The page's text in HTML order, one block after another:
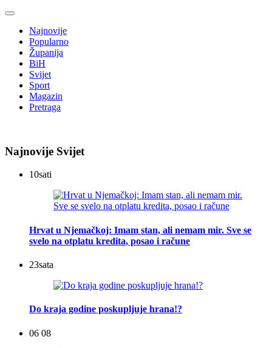
Najnovije
Popularno
Županija
BiH
Svijet
Sport
Magazin
Pretraga
Najnovije Svijet
10sati
Hrvat u Njemačkoj: Imam stan, ali nemam mir. Sve se
svelo na otplatu kredita, posao i račune
23sata
Do kraja godine poskupljuje hrana!?
06 08